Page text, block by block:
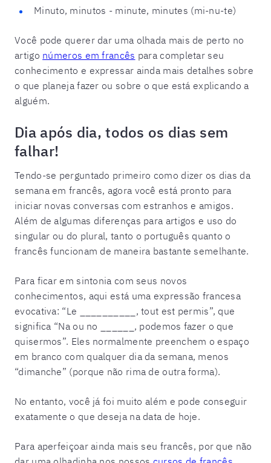
Minuto, minutos - minute, minutes (mi-nu-te)
Você pode querer dar uma olhada mais de perto no
artigo números em francês para completar seu
conhecimento e expressar ainda mais detalhes sobre
o que planeja fazer ou sobre o que está explicando a
alguém.
Dia após dia, todos os dias sem
falhar!
Tendo-se perguntado primeiro como dizer os dias da
semana em francês, agora você está pronto para
iniciar novas conversas com estranhos e amigos.
Além de algumas diferenças para artigos e uso do
singular ou do plural, tanto o português quanto o
francês funcionam de maneira bastante semelhante.
Para ficar em sintonia com seus novos
conhecimentos, aqui está uma expressão francesa
evocativa: “Le __________, tout est permis”, que
significa “Na ou no ______, podemos fazer o que
quisermos”. Eles normalmente preenchem o espaço
em branco com qualquer dia da semana, menos
“dimanche” (porque não rima de outra forma).
No entanto, você já foi muito além e pode conseguir
exatamente o que deseja na data de hoje.
Para aperfeiçoar ainda mais seu francês, por que não